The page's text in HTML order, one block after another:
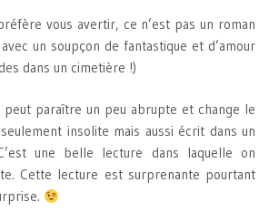
vous avertir, ce n’est pas un roman
un soupçon de fantastique et d’amour
dans un cimetière !)
paraître un peu abrupte et change le
insolite mais aussi écrit dans un
une belle lecture dans laquelle on
Cette lecture est surprenante pourtant